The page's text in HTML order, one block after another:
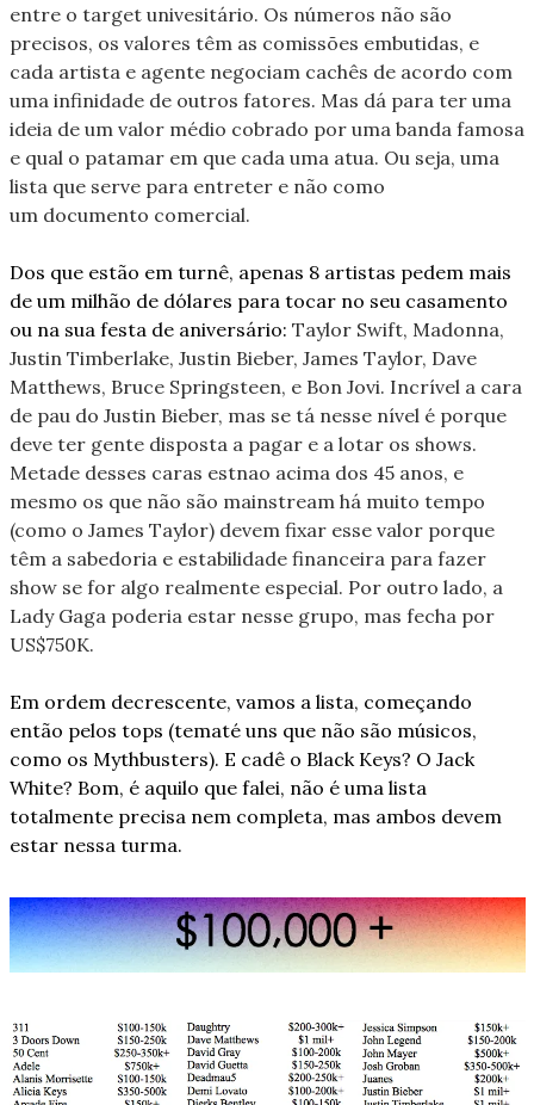
entre o target univesitário. Os números não são
precisos, os valores têm as comissões embutidas, e
cada artista e agente negociam cachês de acordo com
uma infinidade de outros fatores. Mas dá para ter uma
ideia de um valor médio cobrado por uma banda famosa
e qual o patamar em que cada uma atua. Ou seja, uma
lista que serve para entreter e não como
um documento comercial.
Dos que estão em turnê, apenas 8 artistas pedem mais
de um milhão de dólares para tocar no seu casamento
ou na sua festa de aniversário: Taylor Swift, Madonna,
Justin Timberlake, Justin Bieber, James Taylor, Dave
Matthews, Bruce Springsteen, e Bon Jovi. Incrível a cara
de pau do Justin Bieber, mas se tá nesse nível é porque
deve ter gente disposta a pagar e a lotar os shows.
Metade desses caras estnao acima dos 45 anos, e
mesmo os que não são mainstream há muito tempo
(como o James Taylor) devem fixar esse valor porque
têm a sabedoria e estabilidade financeira para fazer
show se for algo realmente especial. Por outro lado, a
Lady Gaga poderia estar nesse grupo, mas fecha por
US$750K.
Em ordem decrescente, vamos a lista, começando
então pelos tops (tematé uns que não são músicos,
como os Mythbusters). E cadê o Black Keys? O Jack
White? Bom, é aquilo que falei, não é uma lista
totalmente precisa nem completa, mas ambos devem
estar nessa turma.